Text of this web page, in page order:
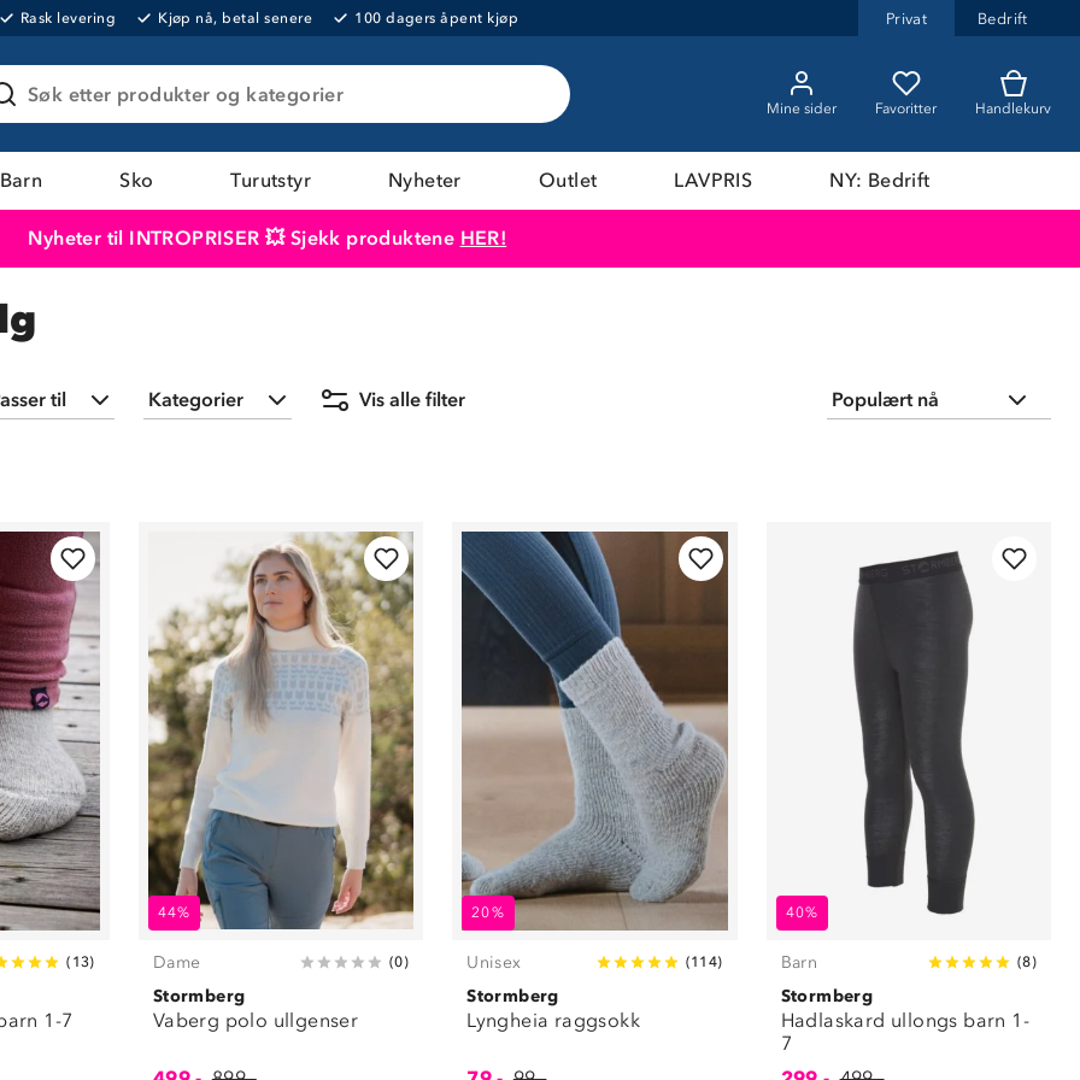
Rask levering Kjøp nå, betal senere 100 dagers åpent kjøp Privat Bedrift
Søk etter produkter og kategorier
Mine sider Favoritter Handlekurv
Barn Sko Turutstyr Nyheter Outlet LAVPRIS NY: Bedrift
Nyheter til INTROPRISER 💥 Sjekk produktene HER!
til
Unisex
Kategorier
Sokker (19)
T-skjorter (2)
Ullklær (13
)
Undertøy (32)
Vis alle filter
( 13)
1-7
44%
Dame (0)
Stormberg
Vaberg polo ullgenser
20%
Unisex (114)
Stormberg
Lyngheia raggsokk
40%
Barn (8)
Stormberg
Hadlaskard ullongs barn 1-
7